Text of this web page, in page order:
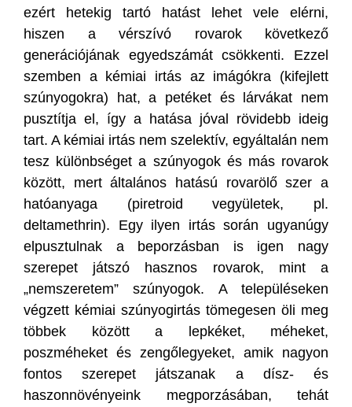
ezért hetekig tartó hatást lehet vele elérni,
hiszen a vérszívó rovarok következő
generációjának egyedszámát csökkenti. Ezzel
szemben a kémiai irtás az imágókra (kifejlett
szúnyogokra) hat, a petéket és lárvákat nem
pusztítja el, így a hatása jóval rövidebb ideig
tart. A kémiai irtás nem szelektív, egyáltalán nem
tesz különbséget a szúnyogok és más rovarok
között, mert általános hatású rovarölő szer a
hatóanyaga (piretroid vegyületek, pl.
deltamethrin). Egy ilyen irtás során ugyanúgy
elpusztulnak a beporzásban is igen nagy
szerepet játszó hasznos rovarok, mint a
„nemszeretem” szúnyogok. A településeken
végzett kémiai szúnyogirtás tömegesen öli meg
többek között a lepkéket, méheket,
poszméheket és zengőlegyeket, amik nagyon
fontos szerepet játszanak a dísz- és
haszonnövényeink megporzásában, tehát